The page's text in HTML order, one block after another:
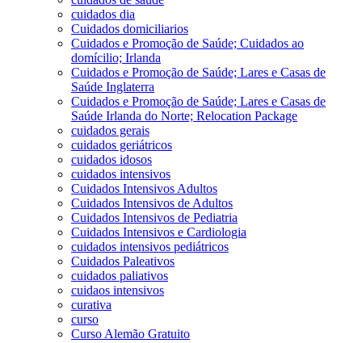
cuidados dia
Cuidados domiciliarios
Cuidados e Promoção de Saúde; Cuidados ao
domícilio; Irlanda
Cuidados e Promoção de Saúde; Lares e Casas de
Saúde Inglaterra
Cuidados e Promoção de Saúde; Lares e Casas de
Saúde Irlanda do Norte; Relocation Package
cuidados gerais
cuidados geriátricos
cuidados idosos
cuidados intensivos
Cuidados Intensivos Adultos
Cuidados Intensivos de Adultos
Cuidados Intensivos de Pediatria
Cuidados Intensivos e Cardiologia
cuidados intensivos pediátricos
Cuidados Paleativos
cuidados paliativos
cuidaos intensivos
curativa
curso
Curso Alemão Gratuito